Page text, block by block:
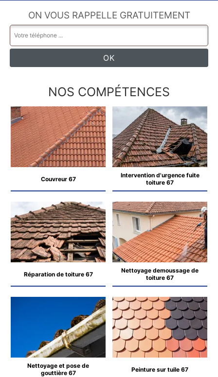
ON VOUS RAPPELLE GRATUITEMENT
NOS COMPÉTENCES
Couvreur 67
Intervention d'urgence fuite
toiture 67
Réparation de toiture 67
Nettoyage demoussage de
toiture 67
Nettoyage et pose de
gouttière 67
Peinture sur tuile 67